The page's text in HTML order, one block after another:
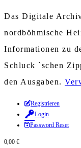
Das Digitale
nordböhmische
Informationen zu
Schluck `schen
den Ausgaben.
Zum
Inhalt
springen
Registrieren
Login
Password Reset
0,00 €